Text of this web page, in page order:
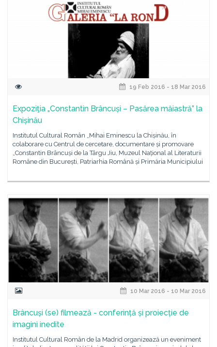
19 Feb 2016 - 18 Mar 2016
Expoziţia „Constantin Brâncuși – Pasărea măiastră” la
Chișinău
Institutul Cultural Român „Mihai Eminescu la Chișinău, în
colaborare cu Centrul de cercetare, documentare și promovare
„Constantin Brâncuși de la Târgu Jiu, Muzeul Național al Literaturii
Române din București, Patriarhia Română și Primăria Municipiului
10 Mar 2016 - 10 Mar 2016
Brâncuși (se) filmează - conferință și proiecție de
imagini inedite
Institutul Cultural Român de la Madrid organizează un eveniment